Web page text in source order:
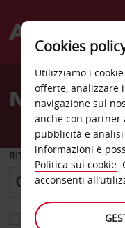
Welcome
AvisNoleggio
RITIRO DA
Scegli una località
Cookies
Utilizziamo i
offerte, analizzare
navigazione sul
anche con partner
pubblicità e
informazioni è
Politica sui cookie.
acconsenti